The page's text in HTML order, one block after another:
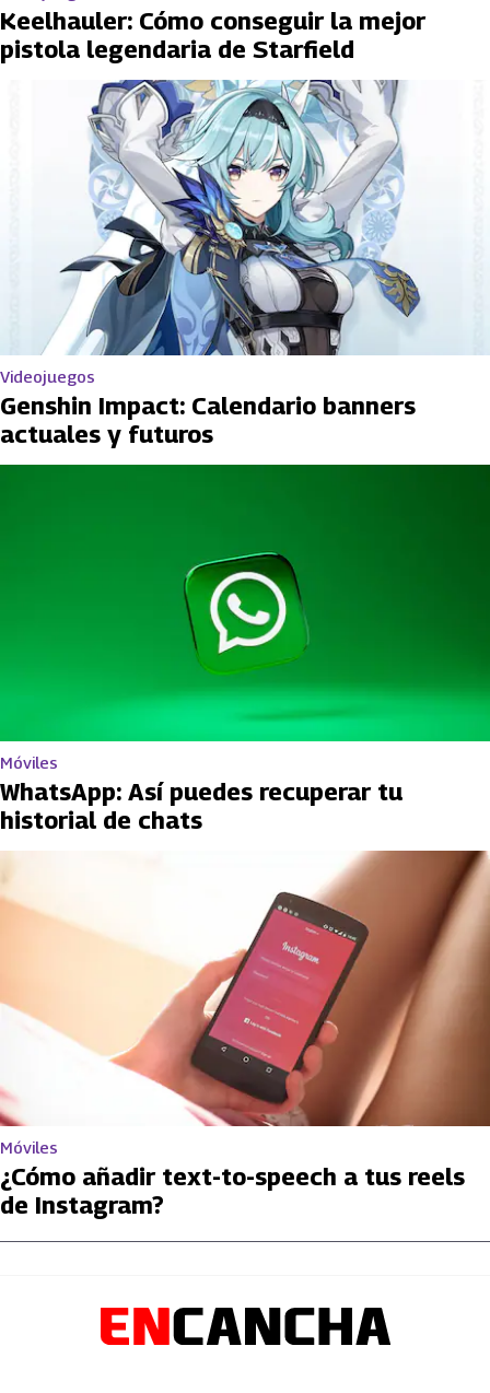
Keelhauler: Cómo conseguir la mejor
pistola legendaria de Starfield
Videojuegos
Genshin Impact: Calendario banners
actuales y futuros
Móviles
WhatsApp: Así puedes recuperar tu
historial de chats
Móviles
¿Cómo añadir text-to-speech a tus reels
de Instagram?